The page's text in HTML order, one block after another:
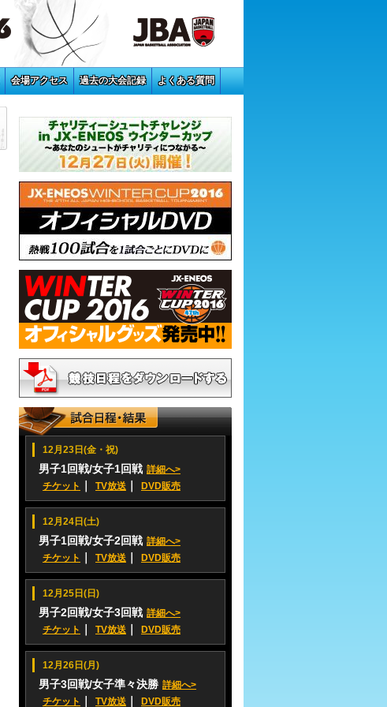
会場アクセス 過去の大会記録 よくある質問
12月23日(金・祝)
男子1回戦/女子1回戦 詳細へ>
チケット
TV放送 DVD販売
12月24日(土)
男子1回戦/女子2回戦 詳細へ>
チケット
TV放送 DVD販売
12月25日(日)
男子2回戦/女子3回戦 詳細へ>
チケット
TV放送 DVD販売
12月26日(月)
男子3回戦/女子準々決勝 詳細へ>
チケット
TV放送 DVD販売